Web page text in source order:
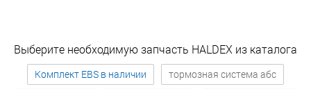
Выберите необходимую запчасть HALDEX из каталога
Комплект EBS в наличии
тормозная система абс